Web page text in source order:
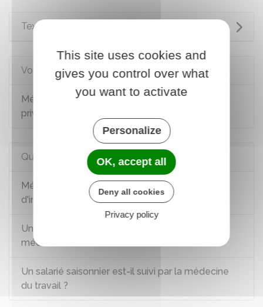
Textes de référence
Voir aussi
Médecine du travail pour un salarié du secteur
privé
Questions ? Réponses !
Médecine au travail : qu'est-ce que la visite
d'information et de prévention (Vip) ?
Un travailleur temporaire est-il suivi par la
médecine du travail ?
Un salarié saisonnier est-il suivi par la médecine
du travail ?
This site uses cookies and
gives you control over what
you want to activate
Personalize
OK, accept all
Deny all cookies
Privacy policy